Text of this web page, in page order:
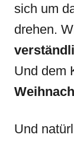
sich um
drehen.
Und dem
Und